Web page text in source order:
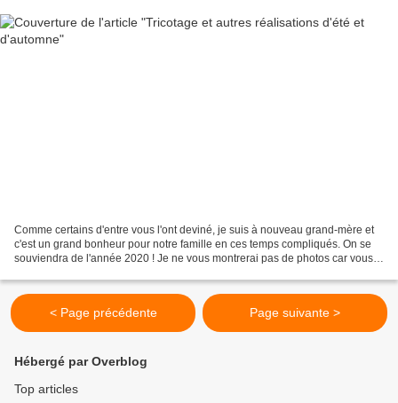
Comme certains d'entre vous l'ont deviné, je suis à nouveau grand-mère et
c'est un grand bonheur pour notre famille en ces temps compliqués. On se
souviendra de l'année 2020 ! Je ne vous montrerai pas de photos car vous
< Page précédente Page suivante >
Hébergé par Overblog
Top articles